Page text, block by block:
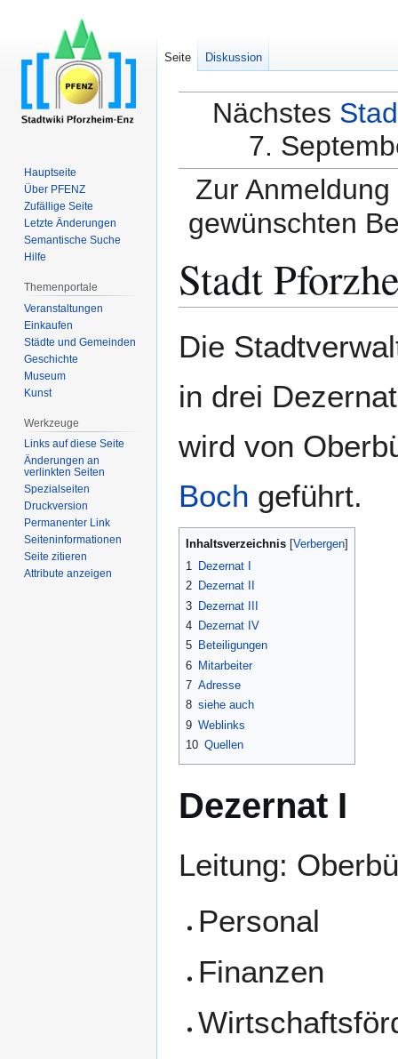
Nächstes
7.
Zur
gewünschten
Stadt
Navigation
Suche
Die
in drei
wird von
Boch geführt.
Inhaltsverzeichnis
1 Dezernat I
2 Dezernat II
3 Dezernat III
4 Dezernat IV
5 Beteiligungen
6 Mitarbeiter
7 Adresse
8 siehe auch
9 Weblinks
10 Quellen
Dezernat I
Leitung:
Personal
Finanzen
Seite Diskussion
Hauptseite
Über PFENZ
Zufällige Seite
Letzte Änderungen
Semantische Suche
Hilfe
Themenportale
Veranstaltungen
Einkaufen
Städte und Gemeinden
Geschichte
Museum
Kunst
Werkzeuge
Links auf diese Seite
Änderungen an
verlinkten Seiten
Spezialseiten
Druckversion
Permanenter Link
Seiten­­informationen
Seite zitieren
Attribute anzeigen